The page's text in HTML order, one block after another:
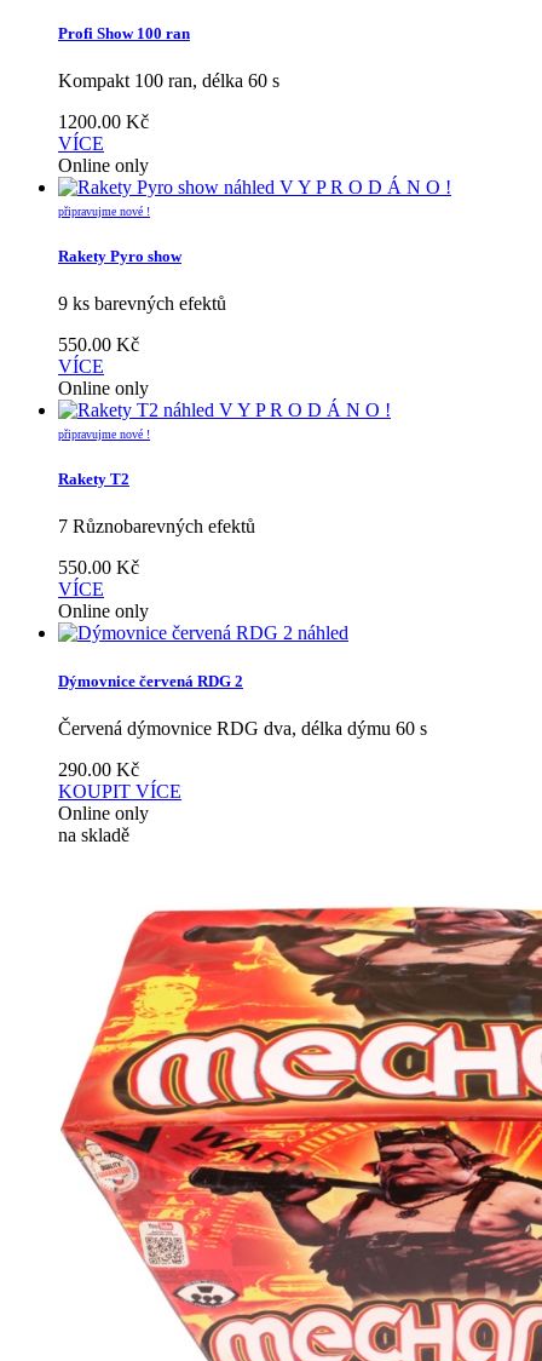
Profi Show 100 ran
Kompakt 100 ran, délka 60 s
1200.00 Kč
VÍCE
Online only
náhled V Y P R O D Á N O !
připravujme nové !
Rakety Pyro show
9 ks barevných efektů
550.00 Kč
VÍCE
Online only
náhled V Y P R O D Á N O !
připravujme nové !
Rakety T2
7 Různobarevných efektů
550.00 Kč
VÍCE
Online only
náhled
Dýmovnice červená RDG 2
Červená dýmovnice RDG dva, délka dýmu 60 s
290.00 Kč
KOUPIT VÍCE
Online only
na skladě